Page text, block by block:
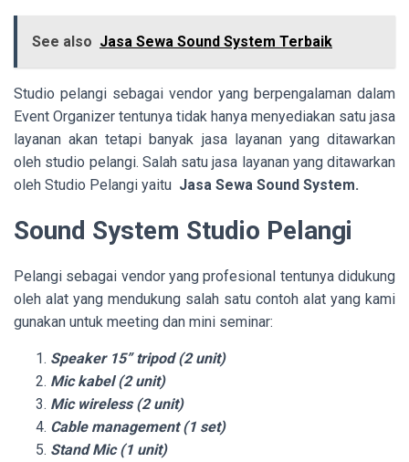
See also Jasa Sewa Sound System Terbaik
Studio pelangi sebagai vendor yang berpengalaman dalam
Event Organizer tentunya tidak hanya menyediakan satu jasa
layanan akan tetapi banyak jasa layanan yang ditawarkan
oleh studio pelangi. Salah satu jasa layanan yang ditawarkan
oleh Studio Pelangi yaitu Jasa Sewa Sound System.
Sound System Studio Pelangi
Pelangi sebagai vendor yang profesional tentunya didukung
oleh alat yang mendukung salah satu contoh alat yang kami
gunakan untuk meeting dan mini seminar:
Speaker 15” tripod (2 unit)
Mic kabel (2 unit)
Mic wireless (2 unit)
Cable management (1 set)
Stand Mic (1 unit)